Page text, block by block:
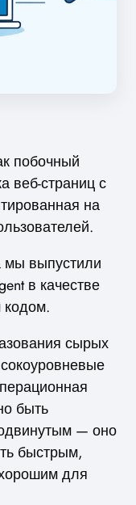
побочный
веб-страниц с
на
мы выпустили
в качестве
кодом.
сырых
быть
— оно
быстрым,
для